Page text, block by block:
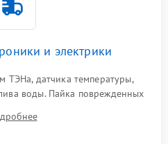
и электрики
ТЭНа, датчика температуры,
воды. Пайка поврежденных
проводки и контактов.